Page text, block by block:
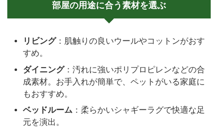
部屋の用途に合う素材を選ぶ
リビング：肌触りの良いウールやコットンがおす
すめ。
ダイニング：汚れに強いポリプロピレンなどの合
成素材。お手入れが簡単で、ペットがいる家庭に
もおすすめ。
ベッドルーム ：柔らかいシャギーラグで快適な足
元を演出。